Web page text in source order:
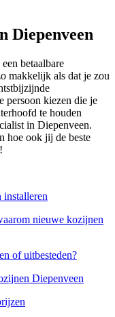
Diepenveen
betaalbare
makkelijk als dat je zou
persoon kiezen die je
te houden
in Diepenveen.
hoe ook jij de beste
nieuwe kozijnen
of uitbesteden?
Diepenveen